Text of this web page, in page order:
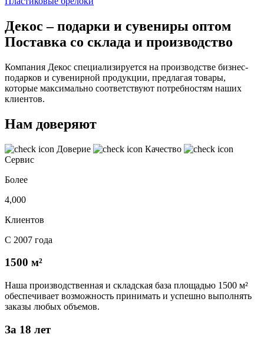
Декос – подарки и сувениры оптом
Поставка со склада и производство
Компания Декос специализируется на производстве бизнес-
подарков и сувенирной продукции, предлагая товары,
которые максимально соответствуют потребностям наших
клиентов.
Нам доверяют
Доверие
Качество
Сервис
Более
4,000
Клиентов
С 2007 года
1500 м²
Наша производственная и складская база площадью 1500 м²
обеспечивает возможность принимать и успешно выполнять
заказы любых объемов.
За 18 лет